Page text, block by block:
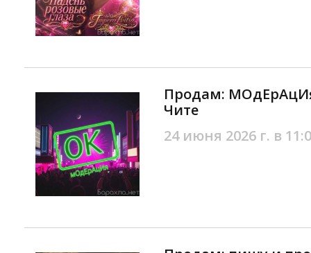
Продам:
Чите
24 июня 2026 г. в